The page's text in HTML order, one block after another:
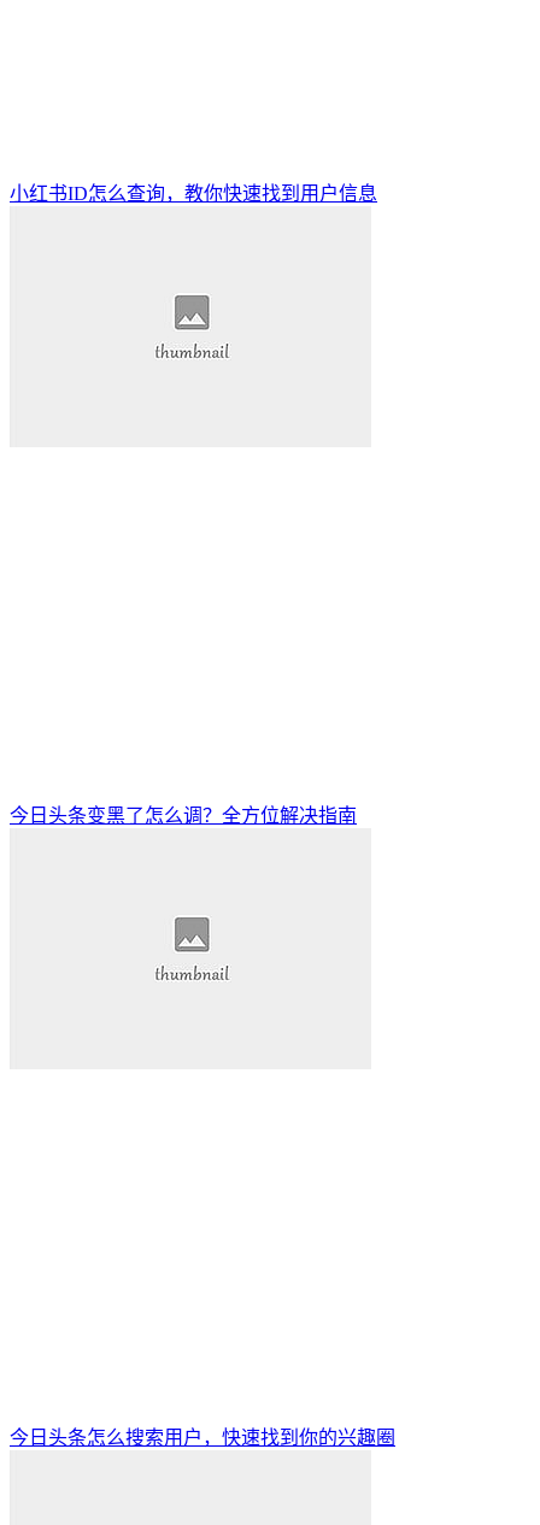
小红书ID怎么查询，教你快速找到用户信息
今日头条变黑了怎么调？全方位解决指南
今日头条怎么搜索用户，快速找到你的兴趣圈